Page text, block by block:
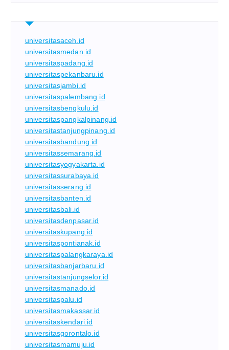
universitasaceh.id
universitasmedan.id
universitaspadang.id
universitaspekanbaru.id
universitasjambi.id
universitaspalembang.id
universitasbengkulu.id
universitaspangkalpinang.id
universitastanjungpinang.id
universitasbandung.id
universitassemarang.id
universitasyogyakarta.id
universitassurabaya.id
universitasserang.id
universitasbanten.id
universitasbali.id
universitasdenpasar.id
universitaskupang.id
universitaspontianak.id
universitaspalangkaraya.id
universitasbanjarbaru.id
universitastanjungselor.id
universitasmanado.id
universitaspalu.id
universitasmakassar.id
universitaskendari.id
universitasgorontalo.id
universitasmamuju.id